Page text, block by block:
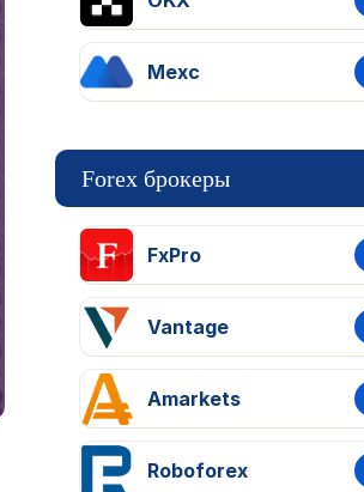
Mexc
Forex брокеры
FxPro
Vantage
Amarkets
Roboforex